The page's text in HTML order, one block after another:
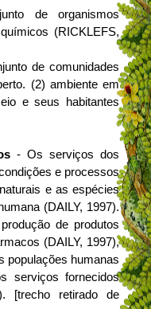
de organismos
(RICKLEFS,
de comunidades
(2) ambiente em
e seus habitantes
- Os serviços dos
e processos
e as espécies
(DAILY, 1997).
de produtos
(DAILY, 1997),
populações humanas
serviços fornecidos
[trecho retirado de